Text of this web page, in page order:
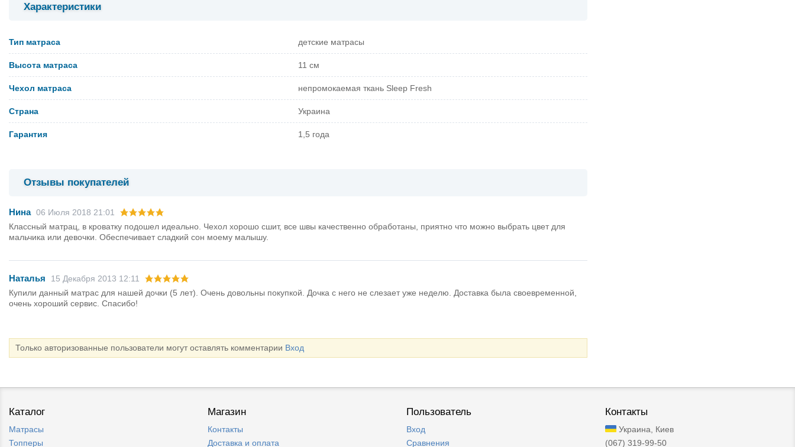
Характеристики
Тип матраса детские матрасы
Высота матраса 11 см
Чехол матраса непромокаемая ткань Sleep Fresh
Страна Украина
Гарантия 1,5 года
Отзывы покупателей
Нина 06 Июля 2018 21:01
Классный матрац, в кроватку подошел идеально. Чехол хорошо сшит, все швы качественно обработаны, приятно что можно выбрать цвет для
мальчика или девочки. Обеспечивает сладкий сон моему малышу.
Наталья
15 Декабря 2013 12:11
Купили данный матрас для нашей дочки (5 лет). Очень довольны покупкой. Дочка с него не слезает уже неделю. Доставка была своевременной,
очень хороший сервис. Спасибо!
Только авторизованные пользователи могут оставлять комментарии Вход
Каталог
Матрасы
Топперы
Магазин
Контакты
Доставка и оплата
Пользователь
Вход
Сравнения
Контакты
Украина, Киев
(067) 319-99-50